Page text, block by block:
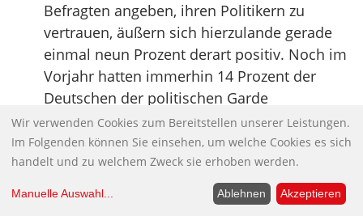
Befragten angeben, ihren Politikern zu
vertrauen, äußern sich hierzulande gerade
einmal neun Prozent derart positiv. Noch im
Vorjahr hatten immerhin 14 Prozent der
Deutschen der politischen Garde
Vertrauenswürdigkeit bescheinigt.
Quelle:WELT
Bundeswehreinsatz in Afghanistan:
Blutiger Krieg um die Wahrnehmung
Wir verwenden Cookies zum Bereitstellen unserer Leistungen.
Im Folgenden können Sie einsehen, um welche Cookies es sich
handelt und zu welchem Zweck sie erhoben werden.
Manuelle Auswahl... Ablehnen Akzeptieren